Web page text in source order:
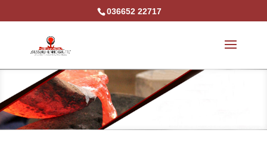
036652 22717